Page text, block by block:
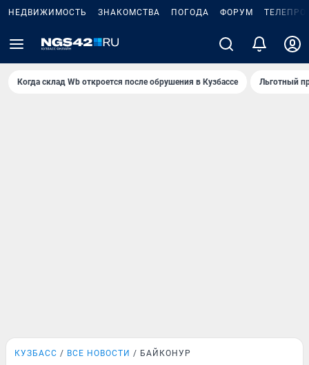
НЕДВИЖИМОСТЬ ЗНАКОМСТВА ПОГОДА ФОРУМ
Когда склад Wb откроется после обрушения в Кузбассе Льготный
КУЗБАСС ВСЕ НОВОСТИ БАЙКОНУР